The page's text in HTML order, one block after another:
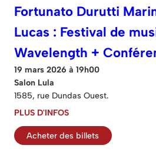
Fortunato Durutti
Lucas : Festival de
Wavelength +
19 mars 2026 à 19h00
Salon Lula
1585, rue Dundas Ouest.
PLUS D'INFOS
Acheter des billets